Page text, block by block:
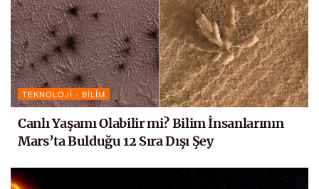
TEKNOLOJI - BILIM
Canlı Yaşamı Olabilir mi? Bilim İnsanlarının
Mars’ta Bulduğu 12 Sıra Dışı Şey